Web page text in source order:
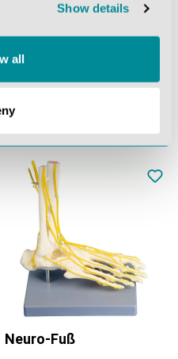
Show details
all
109,48 €*
Neuro-Fuß